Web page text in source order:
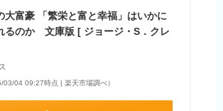
大富豪 「繁栄と富と幸福」はいかに
るのか 文庫版 [ ジョージ・S．クレ
03/04 09:27時点 | 楽天市場調べ）